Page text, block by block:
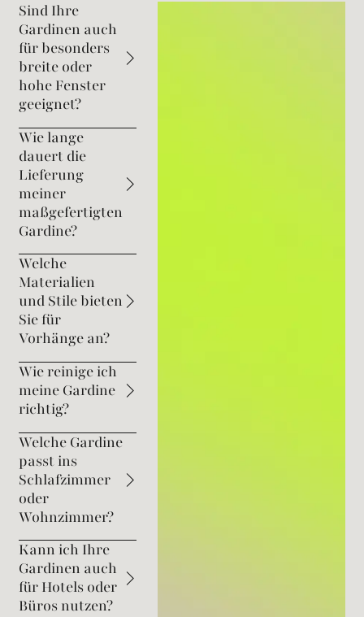
Sind Ihre
Gardinen auch
für besonders
breite oder
hohe Fenster
geeignet?
Wie lange
dauert die
Lieferung
meiner
maßgefertigten
Gardine?
Welche
Materialien
und Stile bieten
Sie für
Vorhänge an?
Wie reinige ich
meine Gardine
richtig?
Welche Gardine
passt ins
Schlafzimmer
oder
Wohnzimmer?
Kann ich Ihre
Gardinen auch
für Hotels oder
Büros nutzen?